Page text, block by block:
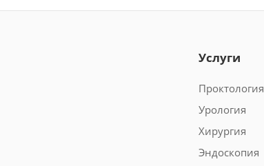
Услуги
Проктология
Урология
Хирургия
Эндоскопия